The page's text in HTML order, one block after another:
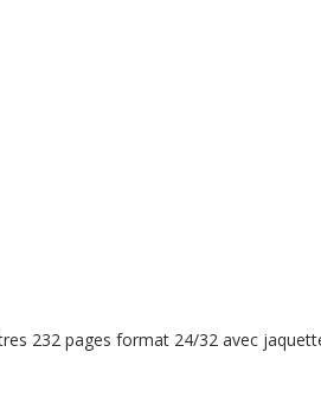
232 pages format 24/32 avec